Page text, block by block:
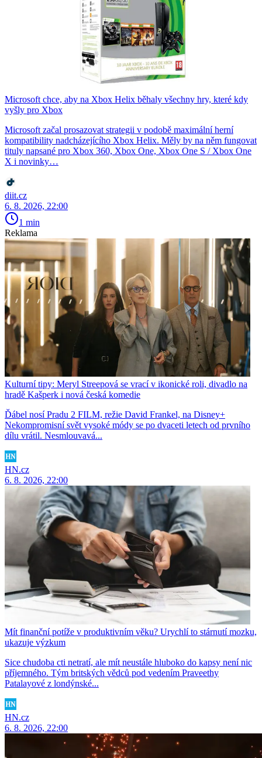
Microsoft chce, aby na Xbox Helix běhaly všechny hry, které kdy
vyšly pro Xbox
Microsoft začal prosazovat strategii v podobě maximální herní
kompatibility nadcházejícího Xbox Helix. Měly by na něm fungovat
tituly napsané pro Xbox 360, Xbox One, Xbox One S / Xbox One
X i novinky…
diit.cz
6. 8. 2026, 22:00
1 min
Reklama
Kulturní tipy: Meryl Streepová se vrací v ikonické roli, divadlo na
hradě Kašperk i nová česká komedie
Ďábel nosí Pradu 2 FILM, režie David Frankel, na Disney+
Nekompromisní svět vysoké módy se po dvaceti letech od prvního
dílu vrátil. Nesmlouvavá...
HN.cz
6. 8. 2026, 22:00
Mít finanční potíže v produktivním věku? Urychlí to stárnutí mozku,
ukazuje výzkum
Sice chudoba cti netratí, ale mít neustále hluboko do kapsy není nic
příjemného. Tým britských vědců pod vedením Praveethy
Patalayové z londýnské...
HN.cz
6. 8. 2026, 22:00